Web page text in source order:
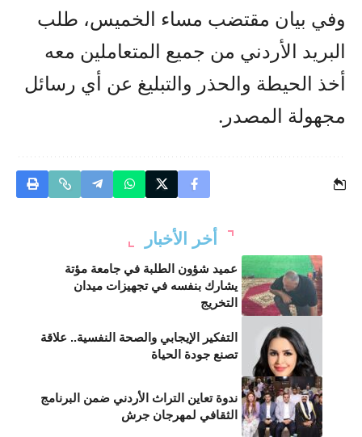
وفي بيان مقتضب مساء الخميس، طلب
البريد الأردني من جميع المتعاملين معه
أخذ الحيطة والحذر والتبليغ عن أي رسائل
مجهولة المصدر.
أخر الأخبار
عميد شؤون الطلبة في جامعة مؤتة
يشارك بنفسه في تجهيزات ميدان
التخريج
التفكير الإيجابي والصحة النفسية.. علاقة
تصنع جودة الحياة
ندوة تعاين التراث الأردني ضمن البرنامج
الثقافي لمهرجان جرش